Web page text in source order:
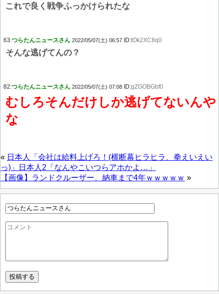
これで良く戦争ふっかけられたな
63:つらたんニュースさん 2022/05/07(土) 06:57 ID:tOk2XC8q0
そんな逃げてんの？
82:つらたんニュースさん 2022/05/07(土) 07:08 ID:gZGOBGbf0
むしろそんだけしか逃げてないんや
な
« 日本人「会社は給料上げろ！(横断幕ヒラヒラ、拳えいえい
っ)」日本人2「なんやこいつらアホかよ…」
【画像】ランドクルーザー、納車まで4年ｗｗｗｗｗ »